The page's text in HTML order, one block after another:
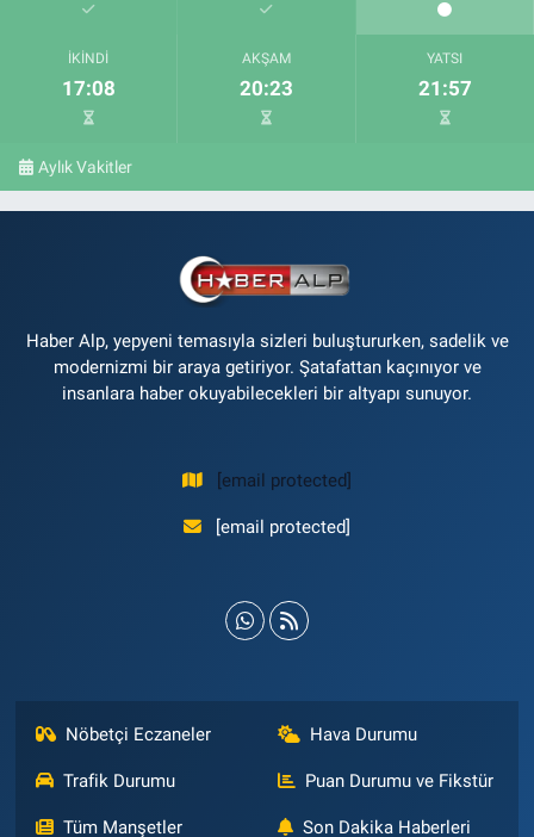
İKINDI
17:08
AKŞAM
20:23
YATSI
21:57
Aylık Vakitler
Haber Alp, yepyeni temasıyla sizleri buluştururken, sadelik ve
modernizmi bir araya getiriyor. Şatafattan kaçınıyor ve
insanlara haber okuyabilecekleri bir altyapı sunuyor.
[email protected]
[email protected]
Nöbetçi Eczaneler Hava Durumu
Trafik Durumu Puan Durumu ve Fikstür
Tüm Manşetler Son Dakika Haberleri